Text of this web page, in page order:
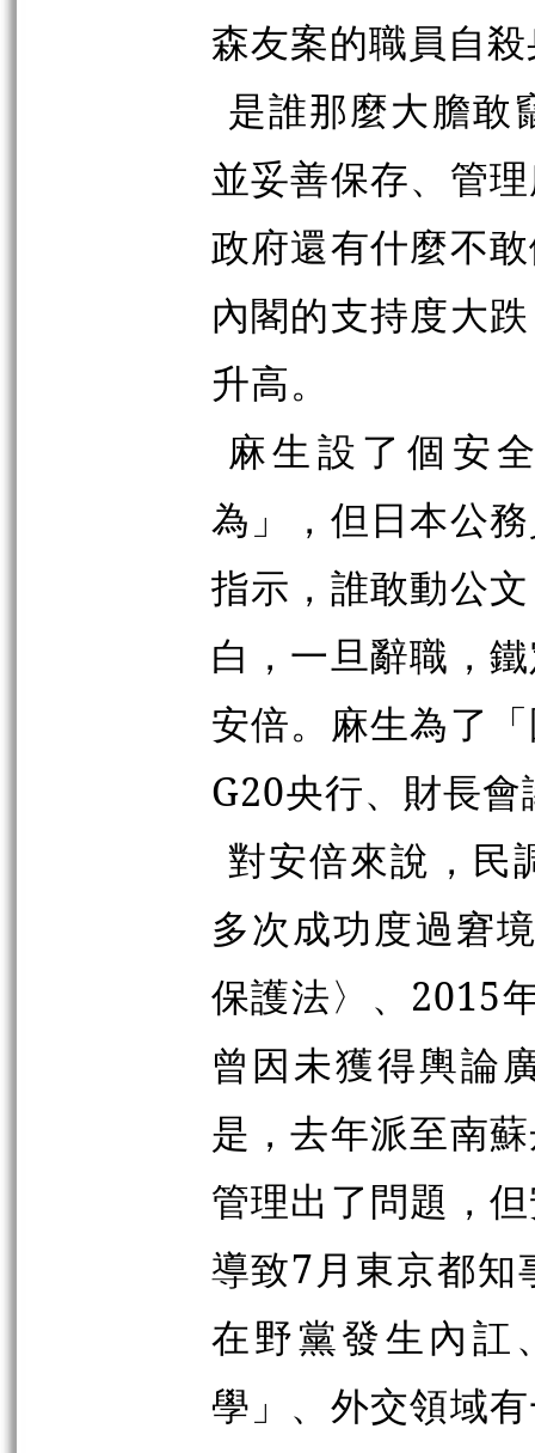
森友案的職員自
是誰那麼大膽敢
並妥善保存、管
政府還有什麼不
內閣的支持度大
升高。
麻生設了個安
為」，但日本公
指示，誰敢動公
白，一旦辭職，
安倍。麻生為了
G20央行、財長
對安倍來說，民
多次成功度過窘
保護法〉、2015
曾因未獲得輿論
是，去年派至南
管理出了問題，
導致7月東京都知
在野黨發生內訌
學」、外交領域